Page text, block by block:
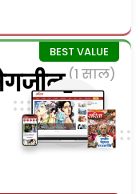
(1 साल)